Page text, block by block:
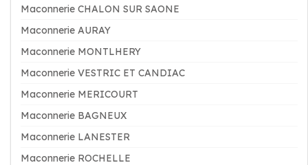
Maconnerie CHALON SUR SAONE
Maconnerie AURAY
Maconnerie MONTLHERY
Maconnerie VESTRIC ET CANDIAC
Maconnerie MERICOURT
Maconnerie BAGNEUX
Maconnerie LANESTER
Maconnerie ROCHELLE